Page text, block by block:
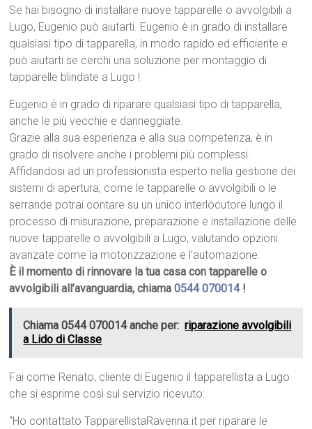
Se hai bisogno di installare nuove tapparelle o avvolgibili a
Lugo, Eugenio può aiutarti. Eugenio è in grado di installare
qualsiasi tipo di tapparella, in modo rapido ed efficiente e
può aiutarti se cerchi una soluzione per montaggio di
tapparelle blindate a Lugo !
Eugenio è in grado di riparare qualsiasi tipo di tapparella,
anche le più vecchie e danneggiate.
Grazie alla sua esperienza e alla sua competenza, è in
grado di risolvere anche i problemi più complessi.
Affidandosi ad un professionista esperto nella gestione dei
sistemi di apertura, come le tapparelle o avvolgibili o le
serrande potrai contare su un unico interlocutore lungo il
processo di misurazione, preparazione e installazione delle
nuove tapparelle o avvolgibili a Lugo, valutando opzioni
avanzate come la motorizzazione e l’automazione.
È il momento di rinnovare la tua casa con tapparelle o
avvolgibili all’avanguardia, chiama0544 070014!
Chiama 0544 070014 anche per: riparazione avvolgibili
a Lido di Classe
Fai come Renato, cliente di Eugenio il tapparellista a Lugo
che si esprime così sul servizio ricevuto:
“Ho contattato TapparellistaRavenna.it per riparare le